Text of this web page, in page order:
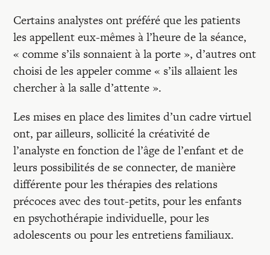
Certains analystes ont préféré que les patients
les appellent eux-mêmes à l’heure de la séance,
« comme s’ils sonnaient à la porte », d’autres ont
choisi de les appeler comme « s’ils allaient les
chercher à la salle d’attente ».
Les mises en place des limites d’un cadre virtuel
ont, par ailleurs, sollicité la créativité de
l’analyste en fonction de l’âge de l’enfant et de
leurs possibilités de se connecter, de manière
différente pour les thérapies des relations
précoces avec des tout-petits, pour les enfants
en psychothérapie individuelle, pour les
adolescents ou pour les entretiens familiaux.